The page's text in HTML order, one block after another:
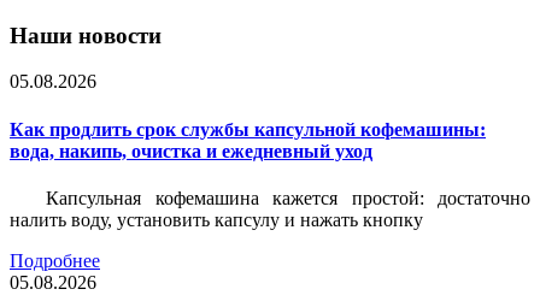
Наши новости
05.08.2026
Как продлить срок службы капсульной кофемашины:
вода, накипь, очистка и ежедневный уход
Капсульная кофемашина кажется простой: достаточно
налить воду, установить капсулу и нажать кнопку
Подробнее
05.08.2026